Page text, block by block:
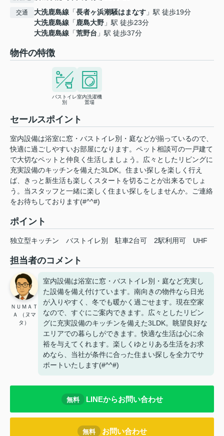
交通 大洗鹿島線 「長者ヶ浜潮騒はまなす 」駅 徒歩19分
大洗鹿島線 「鹿島大野 」駅 徒歩23分
大洗鹿島線 「荒野台 」駅 徒歩37分
物件の特徴
バストイレ
別
室内洗濯機
置場
セールスポイント
室内設備は浴室に窓・バストイレ別・庭などが揃っているので、
快適に過ごしやすいお部屋になります。ペット相談可の一戸建て
で大切なペットと仲良く生活しましょう。広々としたリビングに
充実設備のキッチンを備えた3LDK。住まい探しを楽しく行え
ば、きっと新生活も楽しくスタートを切ることが出来るでしょ
う。当スタッフと一緒に楽しく住まい探しをしませんか。ご連絡
をお待ちしております(#^^#)
ポイント
独立型キッチン バストイレ別 駐車2台可 2駅利用可 UHF
担当者のコメント
ＮＵＭＡＴ
Ａ （ヌマ
タ）
室内設備は浴室に窓・バストイレ別・庭など充実し
た設備を備え付けています。南向きの物件なら日光
が入りやすく、冬でも暖かく過ごせます。現在空家
なので、すぐにご案内できます。広々としたリビン
グに充実設備のキッチンを備えた3LDK。眺望良好な
エリアでの暮らしができます。快適な生活は心に余
裕を与えてくれます。楽しくゆとりある生活をお求
めなら、当社が条件に合った住まい探しを全力でサ
ポートいたします(#^^#)
無料 LINEからお問い合わせ
無料 お問い合わせ